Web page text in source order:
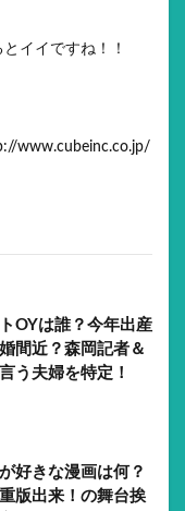
イイですね！！
www.cubeinc.co.jp/
OYは誰？今年出産
間近？森岡記者＆
う夫婦を特定！
好きな漫画は何？
重版出来！の舞台挨